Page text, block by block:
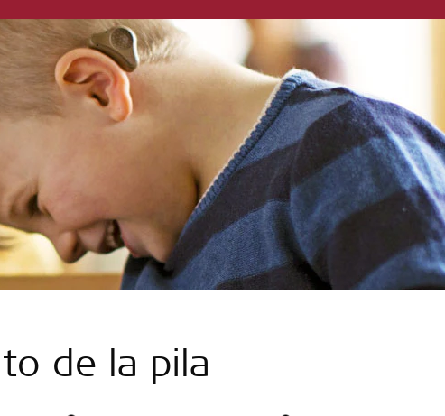
de la pila